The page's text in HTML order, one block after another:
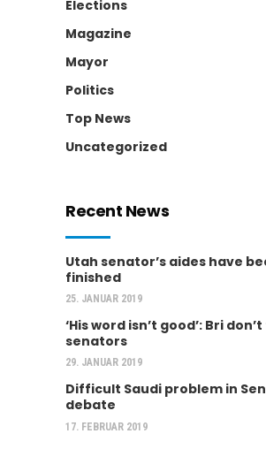
Elections
Magazine
Mayor
Politics
Top News
Uncategorized
Recent News
Utah senator’s aides have
finished
25. JANUAR 2019
‘His word isn’t good’: Bri
senators
29. JANUAR 2019
Difficult Saudi problem in
debate
17. FEBRUAR 2019